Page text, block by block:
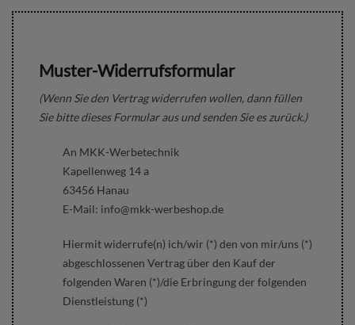
Muster-Widerrufsformular
(Wenn Sie den Vertrag widerrufen wollen, dann füllen
Sie bitte dieses Formular aus und senden Sie es zurück.)
An MKK-Werbetechnik
Kapellenweg 14 a
63456 Hanau
E-Mail: info@mkk-werbeshop.de
Hiermit widerrufe(n) ich/wir (*) den von mir/uns (*)
abgeschlossenen Vertrag über den Kauf der
folgenden Waren (*)/die Erbringung der folgenden
Dienstleistung (*)